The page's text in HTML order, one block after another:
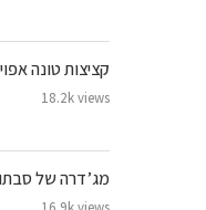
קציצות טונה
18.2k views
מג’דרה של